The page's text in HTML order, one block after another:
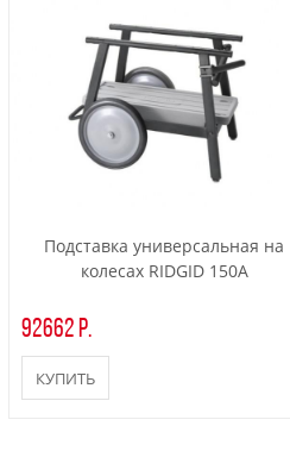
Подставка универсальная на
колесах RIDGID 150А
92662 р.
КУПИТЬ